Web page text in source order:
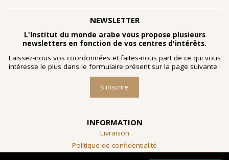
NEWSLETTER
L'Institut du monde arabe vous propose plusieurs
newsletters en fonction de vos centres d'intérêts.
Laissez-nous vos coordonnées et faites-nous part de ce qui vous
intéresse le plus dans le formulaire présent sur la page suivante :
S'inscrire
INFORMATION
Livraison
Politique de confidentialité